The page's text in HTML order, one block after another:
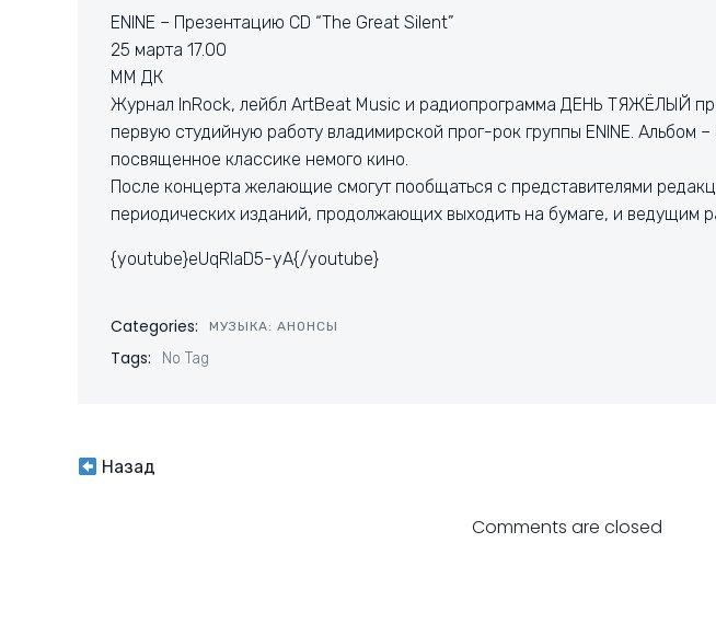
ENINE – Презентацию CD “The Great Silent”
25 марта 17.00
ММ ДК
Журнал InRock, лейбл ArtBeat Music и радиопрограмма ДЕНЬ ТЯЖЁЛЫЙ
первую студийную работу владимирской прог-рок группы ENINE. Альбом
посвященное классике немого кино.
После концерта желающие смогут пообщаться с представителями
периодических изданий, продолжающих выходить на бумаге, и ведущим
{youtube}eUqRlaD5-yA{/youtube}
Categories: МУЗЫКА: АНОНСЫ
Tags: No Tag
Навигация
Назад
по
Comments are closed